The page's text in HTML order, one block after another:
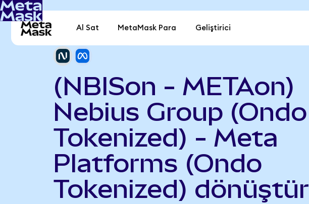
Al Sat MetaMask Para Geliştirici
(NBISon - METAon)
Nebius Group (Ondo
Tokenized) - Meta
Platforms (Ondo
Tokenized) dönüştür